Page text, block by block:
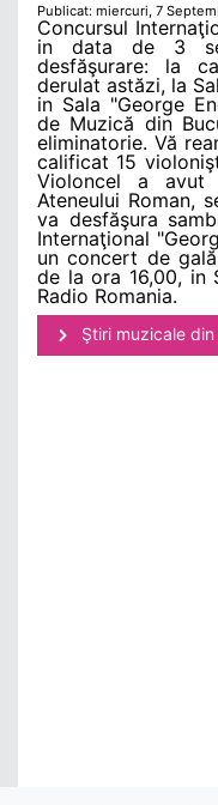
Publicat: miercuri, 7
Concursul
in data de 3
desfăşurare: la
derulat astăzi, la
in Sala "George
de Muzică din
eliminatorie. Vă
calificat 15
Violoncel a
Ateneului Roman,
va desfăşura
Internaţional
un concert de
de la ora 16,00, in
Radio Romania.
Ştiri muzicale